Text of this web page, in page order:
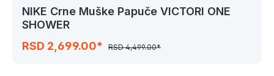
NIKE Crne Muške Papuče VICTORI ONE
SHOWER
RSD 2,699.00*
RSD 4,499.00*